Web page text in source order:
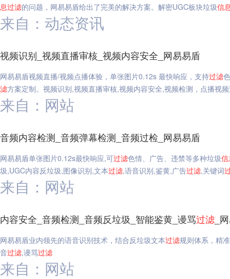
息过滤的问题，网易易盾给出了完美的解决方案。解密UGC板块垃圾信
来自：动态资讯
视频识别_视频直播审核_视频内容安全_网易易盾
网易易盾视频直播/视频点播体验，单张图片0.12s 最快响应，支持过滤
滤方案定制。视频识别,视频直播审核,视频内容安全,视频检测，点播视
来自：网站
音频内容检测_音频弹幕检测_音频过检_网易易盾
网易易盾单张图片0.12s最快响应,可过滤色情、广告、违禁等多种垃圾
圾,UGC内容反垃圾,图像识别,文本过滤,语音识别,鉴黄,广告过滤,关键词
来自：网站
内容安全_音频检测_音频反垃圾_智能鉴黄_谩骂过滤 _
网易易盾业内领先的语音识别技术，结合反垃圾文本过滤规则体系，精
音过滤,谩骂过滤
来自：网站